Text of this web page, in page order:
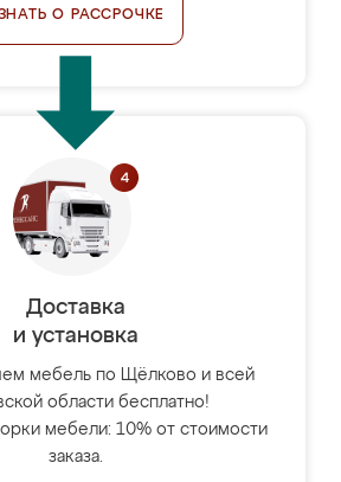
О РАССРОЧКЕ
Доставка
и установка
мебель по Щёлково и всей
области бесплатно!
мебели: 10% от стоимости
заказа.